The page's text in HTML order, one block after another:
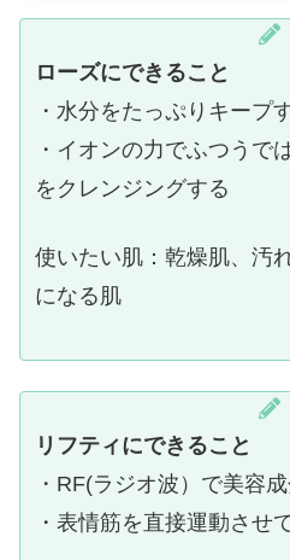
ローズにできること
・水分をたっぷりキープ
・イオンの力でふつうで
をクレンジングする
使いたい肌： 乾燥肌、汚
になる肌
リフティにできること
・RF(ラジオ波）で美容
・表情筋を直接運動させ